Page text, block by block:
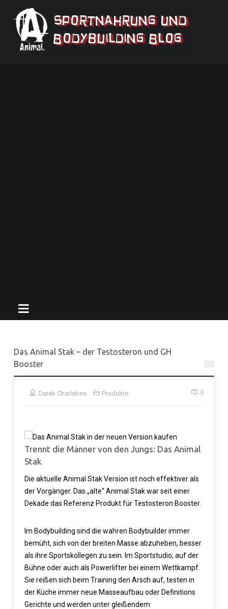
Das Animal Stak – der Testosteron und GH
Booster
Darek Charlebes Produkte 5
Trennt die Männer von den Jungs: Das Animal
Stak
Die aktuelle Animal Stak Version ist noch effektiver als
der Vorgänger. Das „alte“ Animal Stak war seit einer
Dekade das Referenz Produkt für Testosteron Booster.
Im Bodybuilding sind die wahren Bodybuilder immer
bemüht, sich von der breiten Masse abzuheben, besser
als ihre Sportskollegen zu sein. Im Sportstudio, auf der
Bühne oder auch als Powerlifter bei einem Wettkampf.
Sie reißen sich beim Training den Arsch auf, testen in
der Küche immer neue Masseaufbau oder Definitions
Gerichte und werden unter gleißendem